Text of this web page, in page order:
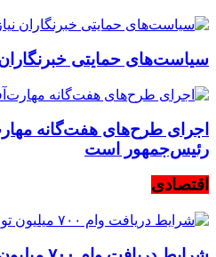
سیاست‌های حمایتی خبرنگاران
اجرای طرح‌های هفت‌گانه
رئیس‌جمهور است
اقتصادی